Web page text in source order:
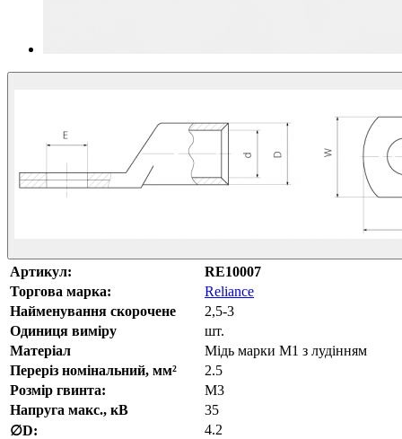
Артикул:
RE10007
Торгова марка:
Reliance
Найменування скорочене
2,5-3
Одиниця виміру
шт.
Матеріал
Мідь марки М1 з лудінням
Переріз номінальний, мм²
2.5
Розмір гвинта:
М3
Напруга макс., кВ
35
∅D:
4.2